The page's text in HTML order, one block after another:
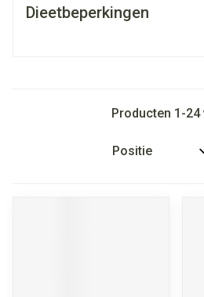
Dieetbeperkingen
Producten 1 -24
Sorteer op: